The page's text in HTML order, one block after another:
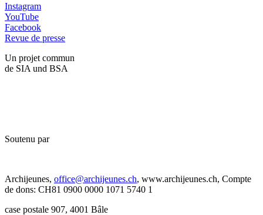
Instagram
YouTube
Facebook
Revue de presse
Un projet commun
de SIA und BSA
Soutenu par
Archijeunes, office@archijeunes.ch, www.archijeunes.ch, Compte
de dons: CH81 0900 0000 1071 5740 1
case postale 907, 4001 Bâle